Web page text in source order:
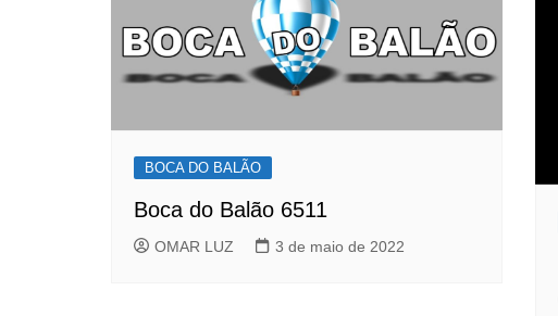
BOCA DO BALÃO
Boca do Balão 6511
OMAR LUZ 3 de maio de 2022